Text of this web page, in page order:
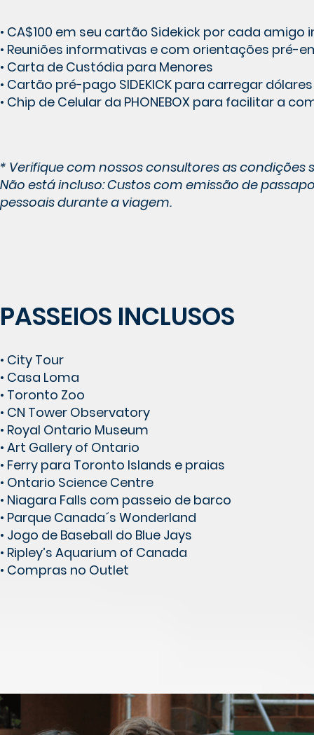
• CA$100 em seu cartão Sidekick por cada amigo
• Reuniões informativas e com orientações pré-
• Carta de Custódia para Menores
• Cartão pré-pago SIDEKICK para carregar
• Chip de Celular da PHONEBOX para facilitar a
* Verifique com nossos consultores as
Não está incluso: Custos com emissão de
pessoais durante a viagem.
PASSEIOS INCLUSOS
• City Tour
• Casa Loma
• Toronto Zoo
• CN Tower Observatory
• Royal Ontario Museum
• Art Gallery of Ontario
• Ferry para Toronto Islands e praias
• Ontario Science Centre
• Niagara Falls com passeio de barco
• Parque Canada´s Wonderland
• Jogo de Baseball do Blue Jays
• Ripley’s Aquarium of Canada
• Compras no Outlet